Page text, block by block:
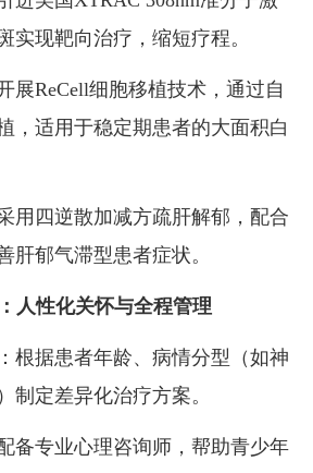
实现靶向治疗，缩短疗程。
展ReCell细胞移植技术，通过自
，适用于稳定期患者的大面积白
用四逆散加减方疏肝解郁，配合
肝郁气滞型患者症状。
人性化关怀与全程管理
根据患者年龄、病情分型（如神
制定差异化治疗方案。
备专业心理咨询师，帮助青少年